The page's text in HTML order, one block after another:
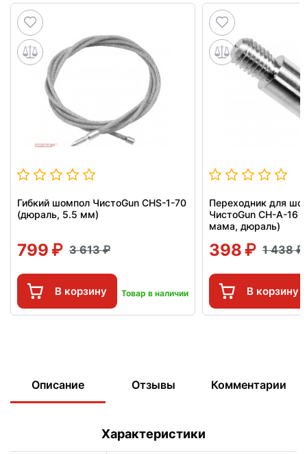
Гибкий шомпол ЧистоGun CHS-1-70
(дюраль, 5.5 мм)
799 3 613
В корзину Товар в наличии
Переходник для
ЧистоGun CH-A-16
мама, дюраль)
398 1 438
В корзину
Описание Отзывы Комментарии
Характеристики